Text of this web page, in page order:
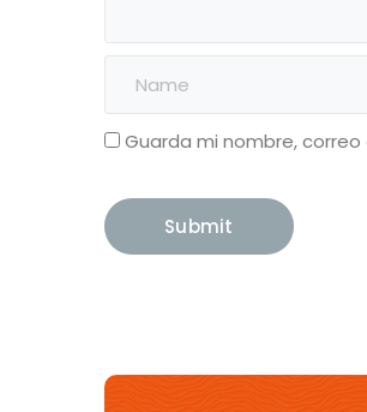
Guarda mi nombre,